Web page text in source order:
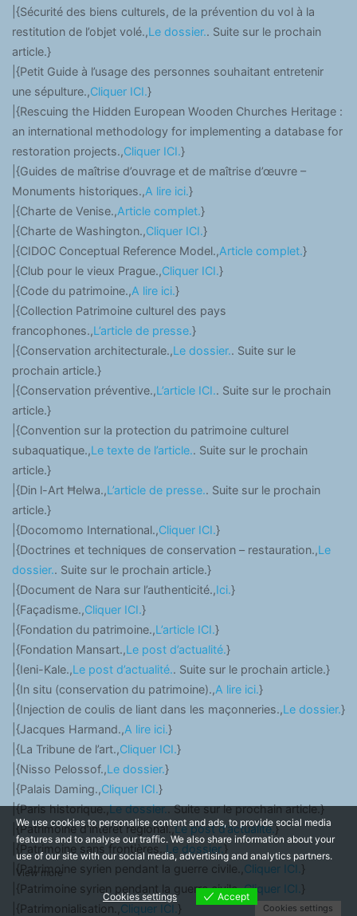
|{Sécurité des biens culturels, de la prévention du vol à la
restitution de l’objet volé.,Le dossier.. Suite sur le prochain
article.}
|{Petit Guide à l’usage des personnes souhaitant entretenir
une sépulture.,Cliquer ICI.}
|{Rescuing the Hidden European Wooden Churches Heritage :
an international methodology for implementing a database for
restoration projects.,Cliquer ICI.}
|{Guides de maîtrise d’ouvrage et de maîtrise d’œuvre –
Monuments historiques.,A lire ici.}
|{Charte de Venise.,Article complet.}
|{Charte de Washington.,Cliquer ICI.}
|{CIDOC Conceptual Reference Model.,Article complet.}
|{Club pour le vieux Prague.,Cliquer ICI.}
|{Code du patrimoine.,A lire ici.}
|{Collection Patrimoine culturel des pays
francophones.,L’article de presse.}
|{Conservation architecturale.,Le dossier.. Suite sur le
prochain article.}
|{Conservation préventive.,L’article ICI.. Suite sur le prochain
article.}
|{Convention sur la protection du patrimoine culturel
subaquatique.,Le texte de l’article.. Suite sur le prochain
article.}
|{Din l-Art Ħelwa.,L’article de presse.. Suite sur le prochain
article.}
|{Docomomo International.,Cliquer ICI.}
|{Doctrines et techniques de conservation – restauration.,Le
dossier.. Suite sur le prochain article.}
|{Document de Nara sur l’authenticité.,Ici.}
|{Façadisme.,Cliquer ICI.}
|{Fondation du patrimoine.,L’article ICI.}
|{Fondation Mansart.,Le post d’actualité.}
|{Ieni-Kale.,Le post d’actualité.. Suite sur le prochain article.}
|{In situ (conservation du patrimoine).,A lire ici.}
|{Injection de coulis de liant dans les maçonneries.,Le dossier.}
|{Jacques Harmand.,A lire ici.}
|{La Tribune de l’art.,Cliquer ICI.}
|{Nisso Pelossof.,Le dossier.}
|{Palais Daming.,Cliquer ICI.}
|{Paris historique.,Le dossier.. Suite sur le prochain article.}
|{Patrimoine d’intérêt régional.,Le post d’actualité. }
|{Patrimoine sans frontières., Le dossier. }
|{Patrimoine syrien pendant la guerre civile., Cliquer ICI. }
|{Patrimoine syrien pendant la guerre civile.,Cliquer ICI. }
|{Patrimonialisation., Cliquer ICI. }
We use cookies to personalise content and ads, to provide social media
features and to analyse our traffic. We also share information about your
use of our site with our social media, advertising and analytics partners.
View more
Cookies settings
Accept
Cookies settings